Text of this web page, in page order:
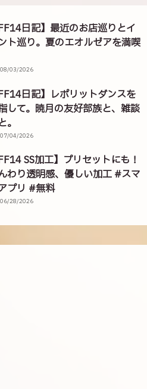
FF14日記】最近のお店巡りとイ
ト巡り。夏のエオルゼアを満喫
08/03/2026
FF14日記】レポリットダンスを
して。暁月の友好部族と、雑談
。
07/04/2026
FF14 SS加工】プリセットにも！
わり透明感、優しい加工 #スマ
プリ #無料
06/28/2026